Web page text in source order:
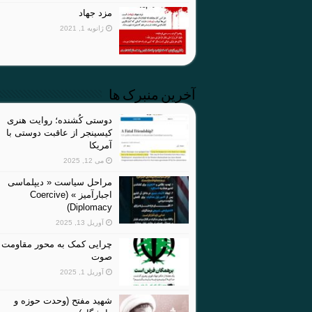
مزد جهاد
ژانویه 1, 2021
آخرین منبرک ها
دوستی کُشنده؛ روایت هنری
کیسینجر از عاقبت دوستی با
آمریکا
می 12, 2025
مراحل سیاست « دیپلماسی
اجبارآمیز » (Coercive
Diplomacy)
آوریل 13, 2025
چرایی کمک به محور
صوت
آوریل 1, 2025
شهید مفتح (وحدت حوزه و